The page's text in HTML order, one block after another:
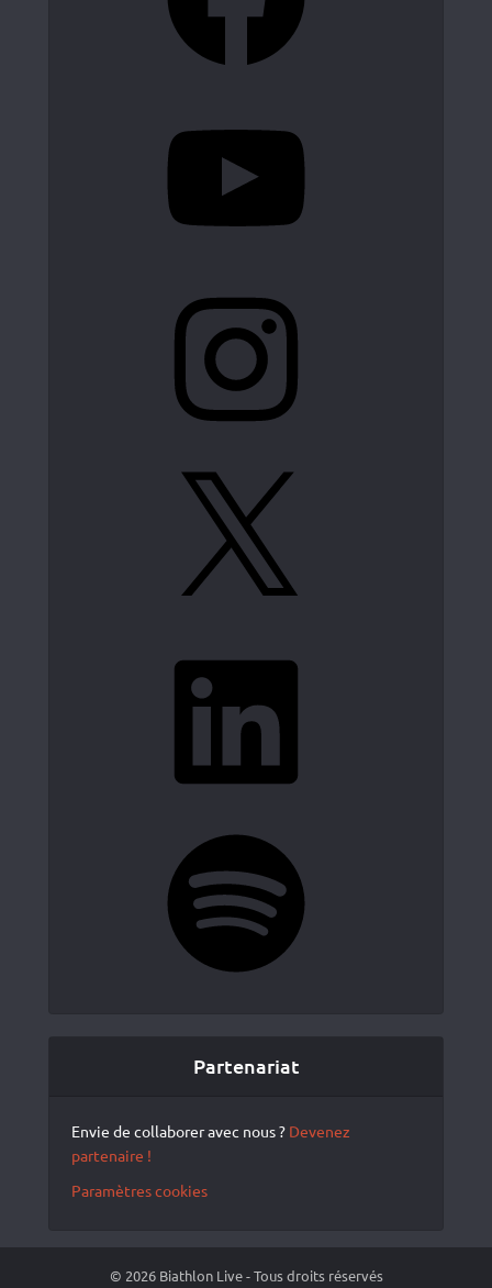
Partenariat
Envie de collaborer avec nous ? Devenez
partenaire !
Paramètres cookies
© 2026 Biathlon Live - Tous droits réservés